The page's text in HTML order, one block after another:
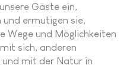
Gäste ein,
und ermutigen sie,
Wege und Möglichkeiten
sich, anderen
und mit der Natur in